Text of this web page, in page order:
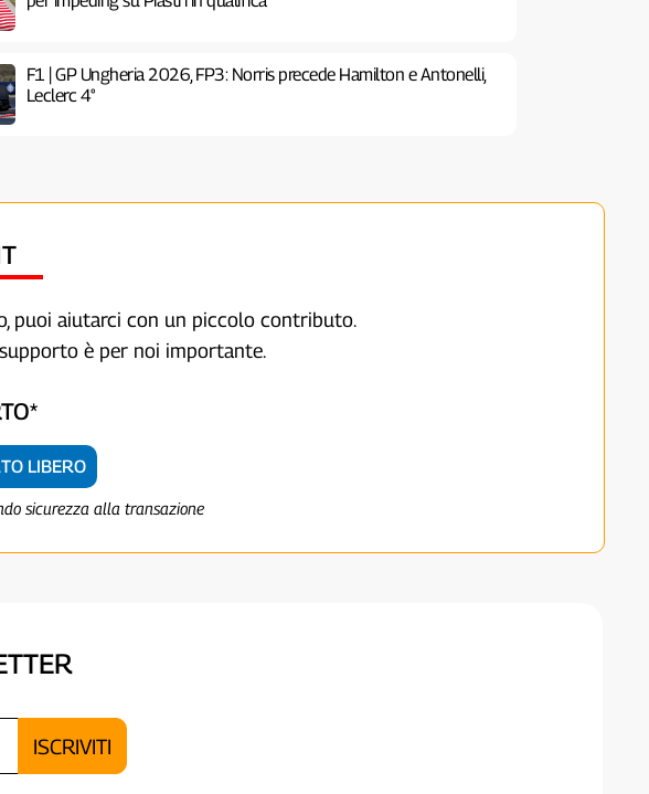
F1 | GP Ungheria 2026, FP3: Norris precede Hamilton e Antonelli,
Leclerc 4°
puoi aiutarci con un piccolo contributo.
è per noi importante.
LIBERO
sicurezza alla transazione